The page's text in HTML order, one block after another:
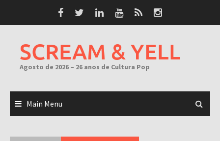
SCREAM & YELL
Agosto de 2026 – 26 anos de Cultura Pop
Main Menu